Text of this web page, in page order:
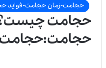
حجامت-زمان حجامت-فواید
حجامت چیست؟